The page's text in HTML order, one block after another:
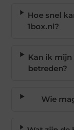
Hoe snel
1box.nl?
Kan ik
betreden?
Wie